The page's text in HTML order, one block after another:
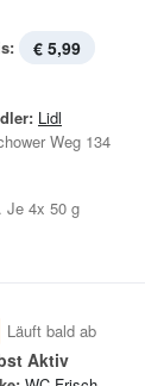
€ 5,99
Lidl
Weg 134
Je 4x 50 g
Läuft bald ab
Aktiv